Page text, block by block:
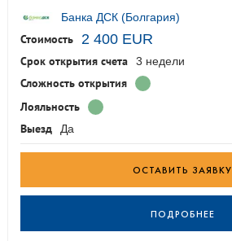
Банка ДСК (Болгария)
Стоимость 2 400 EUR
Срок открытия счета 3 недели
Сложность открытия
Лояльность
Выезд
Да
ОСТАВИТЬ ЗАЯВКУ
ПОДРОБНЕЕ